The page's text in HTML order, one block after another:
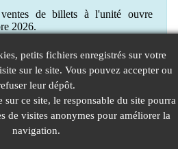
de billets à l'unité ouvre
2026.
petits fichiers enregistrés sur votre
sur le site. Vous pouvez accepter ou
leur dépôt.
sur ce site, le responsable du site pourra
de visites anonymes pour améliorer la
navigation.